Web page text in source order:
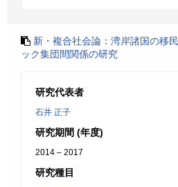
新・複合社会論：湾岸諸国の移
ック集団間関係の研究
研究代表者
石井 正子
研究期間 (年度)
2014 – 2017
研究種目